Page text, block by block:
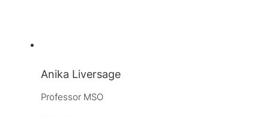
Anika Liversage
Professor MSO